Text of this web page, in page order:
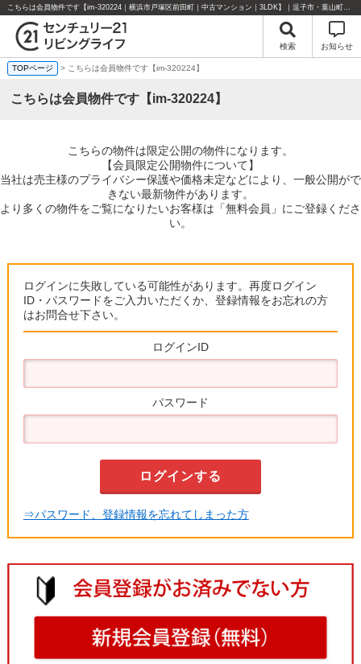
こちらは会員物件です【im-320224｜横浜市戸塚区前田町｜中古マンション｜3LDK】｜逗子市・葉山町・湘南エリアの不動産のことならセンチュリー21リビングライフにお任せください！
検索 お知らせ
TOPページ > こちらは会員物件です【im-320224】
こちらは会員物件です【im-320224】
こちらの物件は限定公開の物件になります。
【会員限定公開物件について】
当社は売主様のプライバシー保護や価格未定などにより、一般公開がで
きない最新物件があります。
より多くの物件をご覧になりたいお客様は「無料会員」にご登録くださ
い。
ログインに失敗している可能性があります。再度ログイン
ID・パスワードをご入力いただくか、登録情報をお忘れの方
はお問合せ下さい。
ログインID
パスワード
⇒パスワード、登録情報を忘れてしまった方